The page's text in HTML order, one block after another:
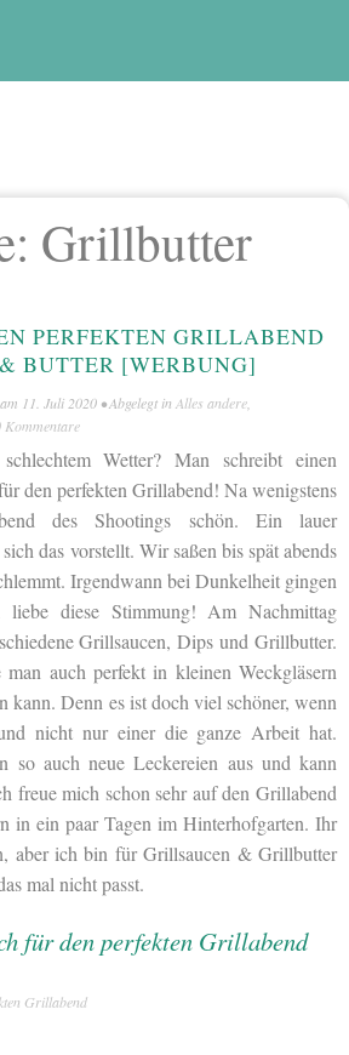
Grillbutter
PERFEKTEN GRILLABEND
BUTTER [WERBUNG]
am 11. Juli 2020 • Abgelegt in Alles andere
Kommentare
Wetter? Man schreibt einen
den perfekten Grillabend! Na wenigstens
des Shootings schön. Ein lauer
das vorstellt. Wir saßen bis spät abends
Irgendwann bei Dunkelheit gingen
diese Stimmung! Am Nachmittag
Grillsaucen, Dips und Grillbutter.
auch perfekt in kleinen Weckgläsern
kann. Denn es ist doch viel schöner, wenn
nicht nur einer die ganze Arbeit hat.
so auch neue Leckereien aus und kann
freue mich schon sehr auf den Grillabend
in ein paar Tagen im Hinterhofgarten. Ihr
aber ich bin für Grillsaucen & Grillbutter
mal nicht passt.
Grillabend